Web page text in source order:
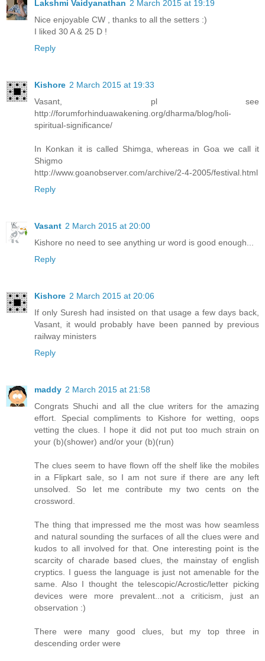
Lakshmi Vaidyanathan 2 March 2015 at 19:19
Nice enjoyable CW , thanks to all the setters :)
I liked 30 A & 25 D !
Reply
Kishore 2 March 2015 at 19:33
Vasant, pl see
http://forumforhinduawakening.org/dharma/blog/holi-
spiritual-significance/
In Konkan it is called Shimga, whereas in Goa we call it
Shigmo
http://www.goanobserver.com/archive/2-4-2005/festival.html
Reply
Vasant 2 March 2015 at 20:00
Kishore no need to see anything ur word is good enough...
Reply
Kishore 2 March 2015 at 20:06
If only Suresh had insisted on that usage a few days back,
Vasant, it would probably have been panned by previous
railway ministers
Reply
maddy 2 March 2015 at 21:58
Congrats Shuchi and all the clue writers for the amazing
effort. Special compliments to Kishore for wetting, oops
vetting the clues. I hope it did not put too much strain on
your (b)(shower) and/or your (b)(run)
The clues seem to have flown off the shelf like the mobiles
in a Flipkart sale, so I am not sure if there are any left
unsolved. So let me contribute my two cents on the
crossword.
The thing that impressed me the most was how seamless
and natural sounding the surfaces of all the clues were and
kudos to all involved for that. One interesting point is the
scarcity of charade based clues, the mainstay of english
cryptics. I guess the language is just not amenable for the
same. Also I thought the telescopic/Acrostic/letter picking
devices were more prevalent...not a criticism, just an
observation :)
There were many good clues, but my top three in
descending order were